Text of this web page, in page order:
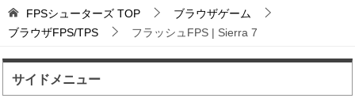
バトロワFPS対戦ゲ...
輸送機からパラシュート落下から始まるバトロワ
FPS。
FPSシューターズ TOP
ブラウザゲーム
ブラウザFPS/TPS
フラッシュFPS | Sierra 7
サイドメニュー